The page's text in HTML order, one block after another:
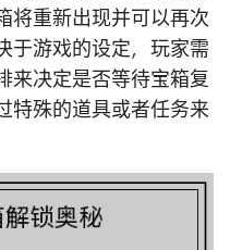
将重新出现并可以再次
于游戏的设定，玩家需
来决定是否等待宝箱复
特殊的道具或者任务来